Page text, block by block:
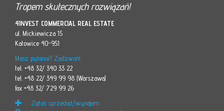
Tropem skutecznych rozwiązań!
4INVEST COMMERCIAL REAL ESTATE
ul. Mickiewicza 15
Katowice 40-951
Masz pytania? Zadzwoń!
tel. +48 32/ 340 33 22
tel. +48 22/ 349 99 98 (Warszawa)
fax +48 32/ 729 99 26
Zgłoś sprzedaż/wynajem